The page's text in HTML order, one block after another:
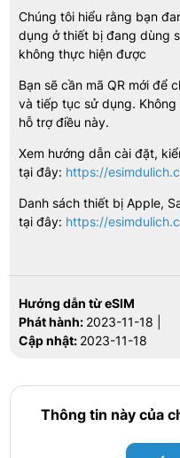
Chúng tôi hiểu rằng bạn
dụng ở thiết bị đang dùng
không thực hiện được
Bạn sẽ cần mã QR mới để
và tiếp tục sử dụng.
hỗ trợ điều này.
Xem hướng dẫn cài đặt,
tại đây: https://
Danh sách thiết bị Apple,
tại đây: https://
Hướng dẫn từ eSIM
Phát hành: 2023-11-18 |
Cập nhật: 2023-11-18
Thông tin này của